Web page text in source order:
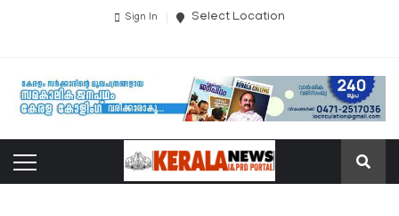
Sign In Select Location